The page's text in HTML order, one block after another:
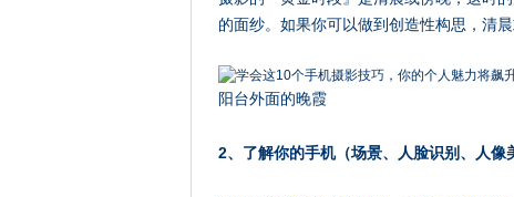
的面纱。如果你可以做到创造性构思，清
阳台外面的晚霞
2、了解你的手机（场景、人脸识别、人像